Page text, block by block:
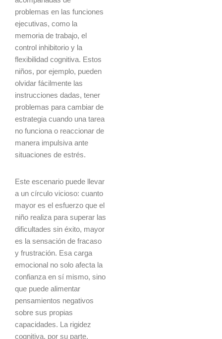
problemas en las funciones
ejecutivas, como la
memoria de trabajo, el
control inhibitorio y la
flexibilidad cognitiva. Estos
niños, por ejemplo, pueden
olvidar fácilmente las
instrucciones dadas, tener
problemas para cambiar de
estrategia cuando una tarea
no funciona o reaccionar de
manera impulsiva ante
situaciones de estrés.
Este escenario puede llevar
a un círculo vicioso: cuanto
mayor es el esfuerzo que el
niño realiza para superar las
dificultades sin éxito, mayor
es la sensación de fracaso
y frustración. Esa carga
emocional no solo afecta la
confianza en sí mismo, sino
que puede alimentar
pensamientos negativos
sobre sus propias
capacidades. La rigidez
cognitiva, por su parte,